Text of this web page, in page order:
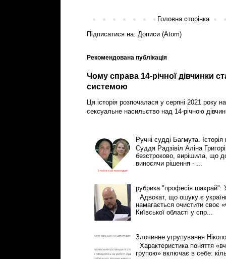
Головна сторінка
Підписатися на: Дописи (Atom)
Рекомендована публікація
Чому справа 14-річної дівчинки
системою
Ця історія розпочалася у серпні 2021 року
сексуальне насильство над 14-річною
Ручні судді Багмута.
Суддя Радзівіл Аліна
безстроково, вирішила, що
виносячи рішення - ...
рубрика "професія шахрай":
Адвокат, що ошуку є
намагається очистити своє
Київської області у спр...
Злочинне угрупування
Характеристика поняття
групою» включає в себе: